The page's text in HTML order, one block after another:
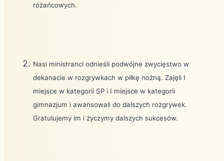
różańcowych.
Nasi ministranci odnieśli podwójne zwycięstwo w
dekanacie w rozgrywkach w piłkę nożną. Zajęli I
miejsce w kategorii SP i I miejsce w kategorii
gimnazjum i awansowali do dalszych rozgrywek.
Gratulujemy im i życzymy dalszych sukcesów.